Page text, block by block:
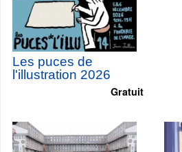
Les puces de
l'illustration 2026
Gratuit